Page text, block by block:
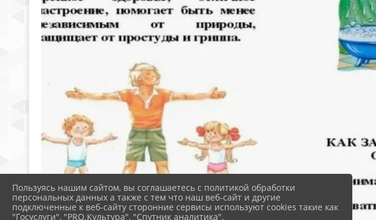
Пользуясь нашим сайтом, вы соглашаетесь с политикой обработки
персональных данных а также с тем что наш веб-сайт и другие
подключенные к веб-сайту сторонние сервисы используют cookies такие как
"Госуслуги", "PRO.Культура", "Спутник аналитика".